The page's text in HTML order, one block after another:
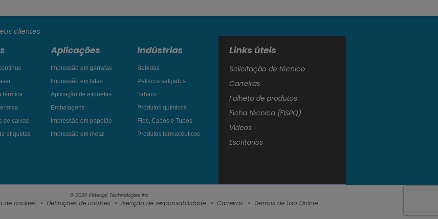
clientes
térmica
de caixas
etiquetas
Aplicações
Impressão em garrafas
Impressão em latas
Aplicação de etiquetas
Embalagens
Impressão em papelão
Impressão em metal
Indústrias
Bebidas
Petiscos salgados
Tabaco
Produtos químicos
Fios, Cabos e Tubos
Produtos farmacêuticos
Links úteis
Solicitação de técnico
Carreiras
Folheto de produtos
Ficha técnica (FISPQ)
Vídeos
Escritórios
© 2026 Videojet Technologies Inc.
de cookies Definições de cookies Isenção de responsabilidade Carreiras Termos de Uso Online